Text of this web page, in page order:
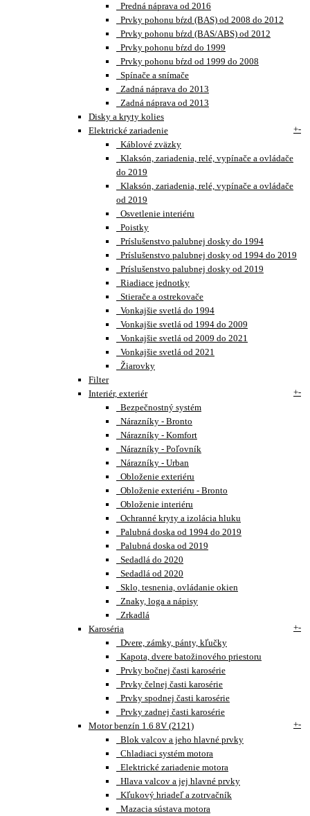
Predná náprava od 2016
Prvky pohonu bŕzd (BAS) od 2008 do 2012
Prvky pohonu bŕzd (BAS/ABS) od 2012
Prvky pohonu bŕzd do 1999
Prvky pohonu bŕzd od 1999 do 2008
Spínače a snímače
Zadná náprava do 2013
Zadná náprava od 2013
Disky a kryty kolies
Elektrické zariadenie
+-
Káblové zväzky
Klaksón, zariadenia, relé, vypínače a ovládače
do 2019
Klaksón, zariadenia, relé, vypínače a ovládače
od 2019
Osvetlenie interiéru
Poistky
Príslušenstvo palubnej dosky do 1994
Príslušenstvo palubnej dosky od 1994 do 2019
Príslušenstvo palubnej dosky od 2019
Riadiace jednotky
Stierače a ostrekovače
Vonkajšie svetlá do 1994
Vonkajšie svetlá od 1994 do 2009
Vonkajšie svetlá od 2009 do 2021
Vonkajšie svetlá od 2021
Žiarovky
Filter
Interiér, exteriér
+-
Bezpečnostný systém
Nárazníky - Bronto
Nárazníky - Komfort
Nárazníky - Poľovník
Nárazníky - Urban
Obloženie exteriéru
Obloženie exteriéru - Bronto
Obloženie interiéru
Ochranné kryty a izolácia hluku
Palubná doska od 1994 do 2019
Palubná doska od 2019
Sedadlá do 2020
Sedadlá od 2020
Sklo, tesnenia, ovládanie okien
Znaky, loga a nápisy
Zrkadlá
Karoséria
+-
Dvere, zámky, pánty, kľučky
Kapota, dvere batožinového priestoru
Prvky bočnej časti karosérie
Prvky čelnej časti karosérie
Prvky spodnej časti karosérie
Prvky zadnej časti karosérie
Motor benzín 1.6 8V (2121)
+-
Blok valcov a jeho hlavné prvky
Chladiaci systém motora
Elektrické zariadenie motora
Hlava valcov a jej hlavné prvky
Kľukový hriadeľ a zotrvačník
Mazacia sústava motora